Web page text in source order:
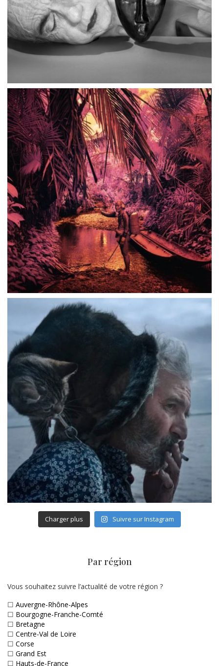
Charger plus Suivre sur Instagram
Par région
Vous souhaitez suivre l’actualité de votre région ?
☐ Auvergne-Rhône-Alpes
☐ Bourgogne-Franche-Comté
☐ Bretagne
☐ Centre-Val de Loire
☐ Corse
☐ Grand Est
☐ Hauts-de-France